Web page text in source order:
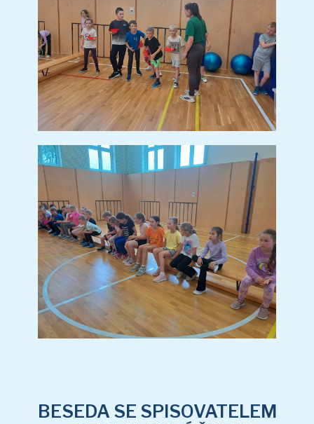
BESEDA SE SPISOVATELEM
PETREM HORÁČKEM
BESEDA SE
SPISOVATELEM PETREM
HORÁČKEM(15 sn.)